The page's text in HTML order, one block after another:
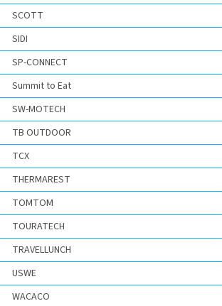
SCOTT
SIDI
SP-CONNECT
Summit to Eat
SW-MOTECH
TB OUTDOOR
TCX
THERMAREST
TOMTOM
TOURATECH
TRAVELLUNCH
USWE
WACACO